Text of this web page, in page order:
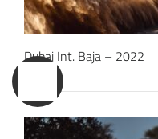
Dubai Int. Baja – 2022